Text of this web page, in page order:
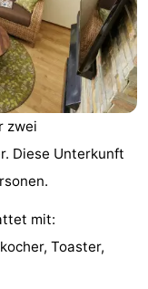
zwei
Diese Unterkunft
mit:
Toaster,